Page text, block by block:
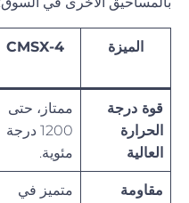
الميزة CMSX-4
قوة درجة
الحرارة
العالية
ممتاز، حتى
1200 درجة
مئوية.
مقاومة
متميز في